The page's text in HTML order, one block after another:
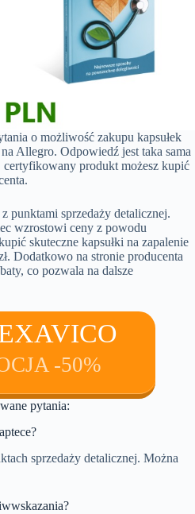
o możliwość zakupu kapsułek
Allegro. Odpowiedź jest taka sama
produkt możesz kupić
punktami sprzedaży detalicznej.
wzrostowi ceny z powodu
skuteczne kapsułki na zapalenie
Dodatkowo na stronie producenta
co pozwala na dalsze
-50%
pytania:
sprzedaży detalicznej. Można